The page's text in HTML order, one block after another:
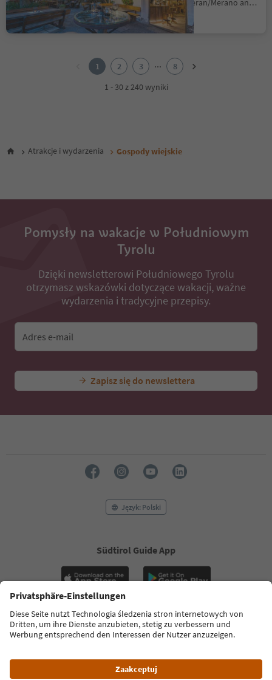
Lana/Lana, Lana, Meran/Merano and environs
1 2 3 ...
8
1 - 30 z 240 wyniki
Atrakcje i wydarzenia Gospody wiejskie
Pomysły na wakacje w Południowym
Tyrolu
Dzięki newsletterowi Południowego Tyrolu
otrzymasz wskazówki dotyczące wakacji, ważne
wydarzenia i tradycyjne przepisy.
Adres e-mail
Zapisz się do newslettera
Język: Polski
Südtirol Guide App
FAQ Dane kontaktowe Naciśnij MICE
Polityka prywatności
Ułatwieniach dostępu